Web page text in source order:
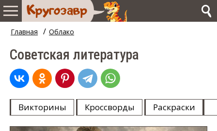
Главная / Облако
Советская литература
Викторины Кроссворды Раскраски